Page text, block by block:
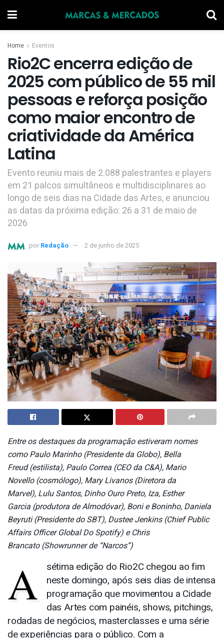
Home Eventos
Rio2C encerra edição de
2025 com público de 55 mil
pessoas e reforça posição
como maior encontro de
criatividade da América
Latina
Evento reuniu mais de 2.088 palestrantes e players
em 21 palcos simultâneos e multidisciplinares ao
longo de seis dias na Cidade das Artes, e anunciou
as datas da próxima edição: 26 a 31 de maio de
2026
por Redação 2 de junho de 2025
Entre os destaques da programação estiveram nomes
como Paulo Marinho (Presidente da Globo), Bella
Freud (estilista), Paulo Correa (CEO da C&A), Mario
Novello (cosmólogo), Mary Livanos (Diretora da
Marvel), Lulu Santos, Dinho Ouro Preto, Iza, Esther
Garcia (produtora de Almodóvar), Boni e Boninho, Daniela
Beyruti (Presidente do SBT), Dustee Jenkins (Chief Public
Affairs Officer Global Do Spotify) e Chris
Brancato (Showrunner de “Narcos”)
A
sétima edição do Rio2C chegou ao fim
neste domingo, após seis dias de intensa
programação que movimentou a Cidade
das Artes com painéis, shows, pitchings,
rodadas de negócios, masterclasses e uma série
de experiências para o público. Com a